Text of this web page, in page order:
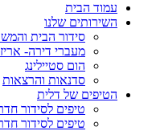
עמוד הבית
השירותים שלנו
סידור הבית
מעברי דירה-
הום סטיילינג
סדנאות והרצאות
הטיפים של דלית
טיפים לסידור
טיפים לסידור